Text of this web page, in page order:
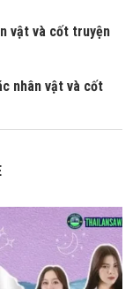
vật và cốt truyện
nhân vật và cốt